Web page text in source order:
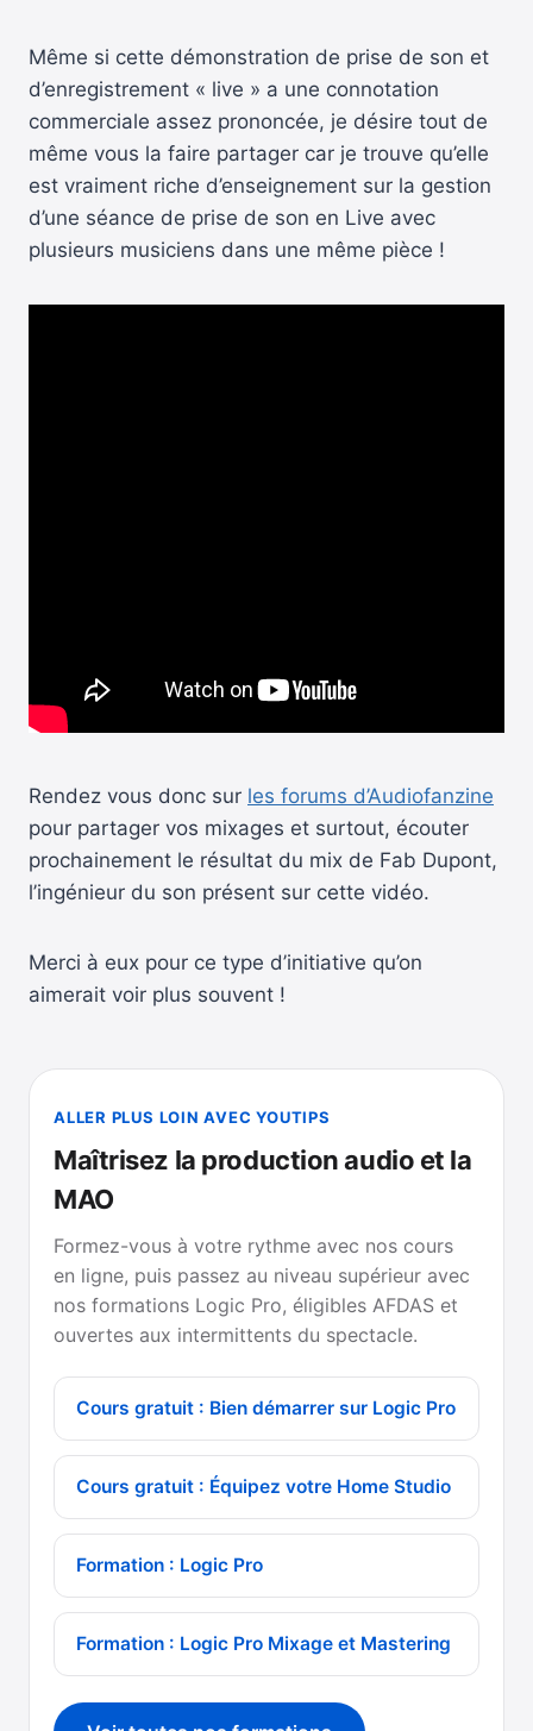
Même si cette démonstration de prise de son et
d’enregistrement « live » a une connotation
commerciale assez prononcée, je désire tout de
même vous la faire partager car je trouve qu’elle
est vraiment riche d’enseignement sur la gestion
d’une séance de prise de son en Live avec
plusieurs musiciens dans une même pièce !
Rendez vous donc sur les forums d’Audiofanzine
pour partager vos mixages et surtout, écouter
prochainement le résultat du mix de Fab Dupont,
l’ingénieur du son présent sur cette vidéo.
Merci à eux pour ce type d’initiative qu’on
aimerait voir plus souvent !
ALLER PLUS LOIN AVEC YOUTIPS
Maîtrisez la production audio et la
MAO
Formez-vous à votre rythme avec nos cours
en ligne, puis passez au niveau supérieur avec
nos formations Logic Pro, éligibles AFDAS et
ouvertes aux intermittents du spectacle.
Cours gratuit : Bien démarrer sur Logic Pro
Cours gratuit : Équipez votre Home Studio
Formation : Logic Pro
Formation : Logic Pro Mixage et Mastering